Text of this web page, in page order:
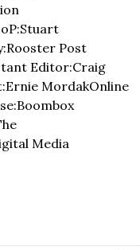
Post
Editor:Craig
MordakOnline
Media